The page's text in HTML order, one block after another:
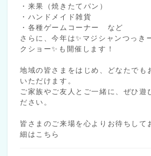
・来果（焼きたてパン）
・ハンドメイド雑貨
・各種ゲームコーナー など
さらに、今年は✨マジシャンつっき
クショー✨も開催します！
地域の皆さまをはじめ、どなたでも
いただけます。
ご家族やご友人とご一緒に、ぜひ遊
ださい。
皆さまのご来場を心よりお待ちして
細はこちら